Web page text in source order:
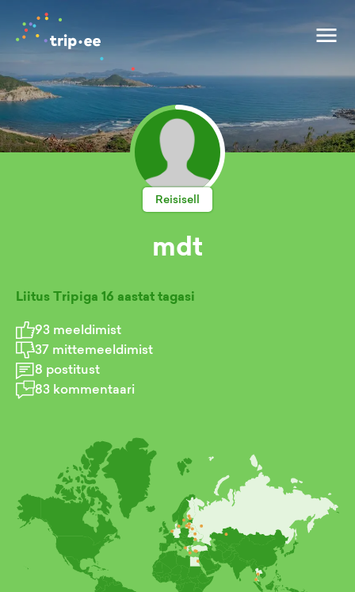
Reisisell
mdt
Liitus Tripiga 16 aastat tagasi
93 meeldimist
37 mittemeeldimist
8 postitust
83 kommentaari